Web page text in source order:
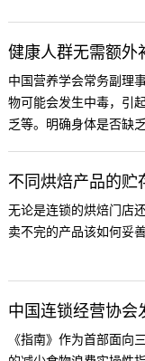
健康人群无需额外
中国营养学会常务副理
物可能会发生中毒，引
乏等。明确身体是否缺
不同烘焙产品的贮
无论是连锁的烘焙门店
卖不完的产品该如何妥
中国连锁经营协会
《指南》作为首部面向